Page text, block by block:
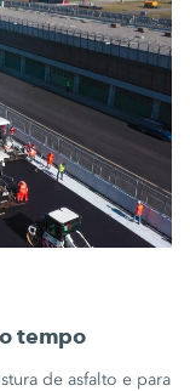
tempo
de asfalto e para